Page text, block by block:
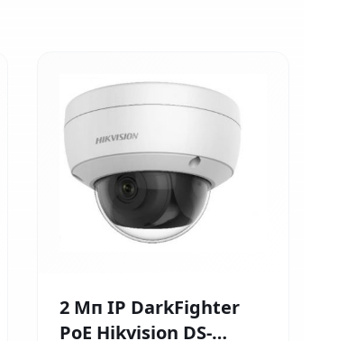
2 Мп IP DarkFighter
PoE Hikvision DS-